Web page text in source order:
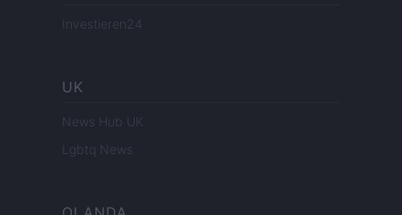
Investieren24
UK
News Hub UK
Lgbtq News